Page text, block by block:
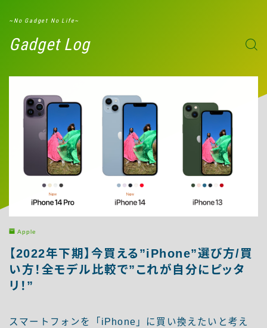
Gadget Log
~No Gadget No Life~
Apple
【2022年下期】今買える”iPhone”選び方/買
い方！全モデル比較で”これが自分にピッタ
リ！”
スマートフォンを「iPhone」に買い換えたいと考え